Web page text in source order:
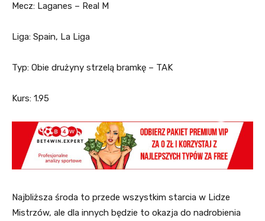
Mecz: Laganes – Real M
Liga: Spain, La Liga
Typ: Obie drużyny strzelą bramkę – TAK
Kurs: 1.95
Najbliższa środa to przede wszystkim starcia w Lidze
Mistrzów, ale dla innych będzie to okazja do nadrobienia